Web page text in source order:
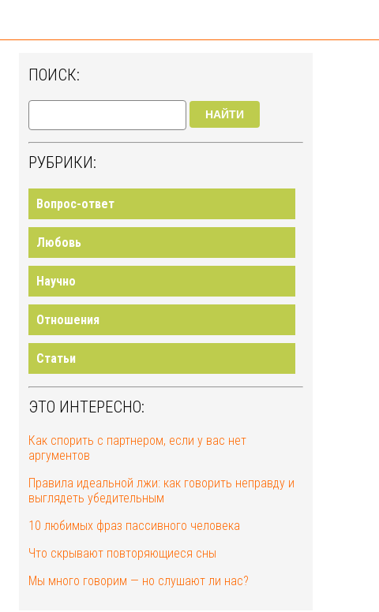
ПОИСК:
НАЙТИ
РУБРИКИ:
Вопрос-ответ
Любовь
Научно
Отношения
Статьи
ЭТО ИНТЕРЕСНО:
Как спорить с партнером, если у вас нет
аргументов
Правила идеальной лжи: как говорить неправду и
выглядеть убедительным
10 любимых фраз пассивного человека
Что скрывают повторяющиеся сны
Мы много говорим — но слушают ли нас?